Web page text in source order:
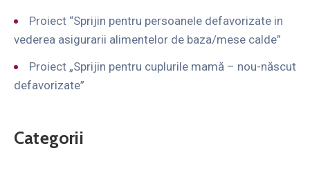
Proiect “Sprijin pentru persoanele defavorizate in
vederea asigurarii alimentelor de baza/mese calde”
Proiect „Sprijin pentru cuplurile mamă – nou-născut
defavorizate”
Categorii